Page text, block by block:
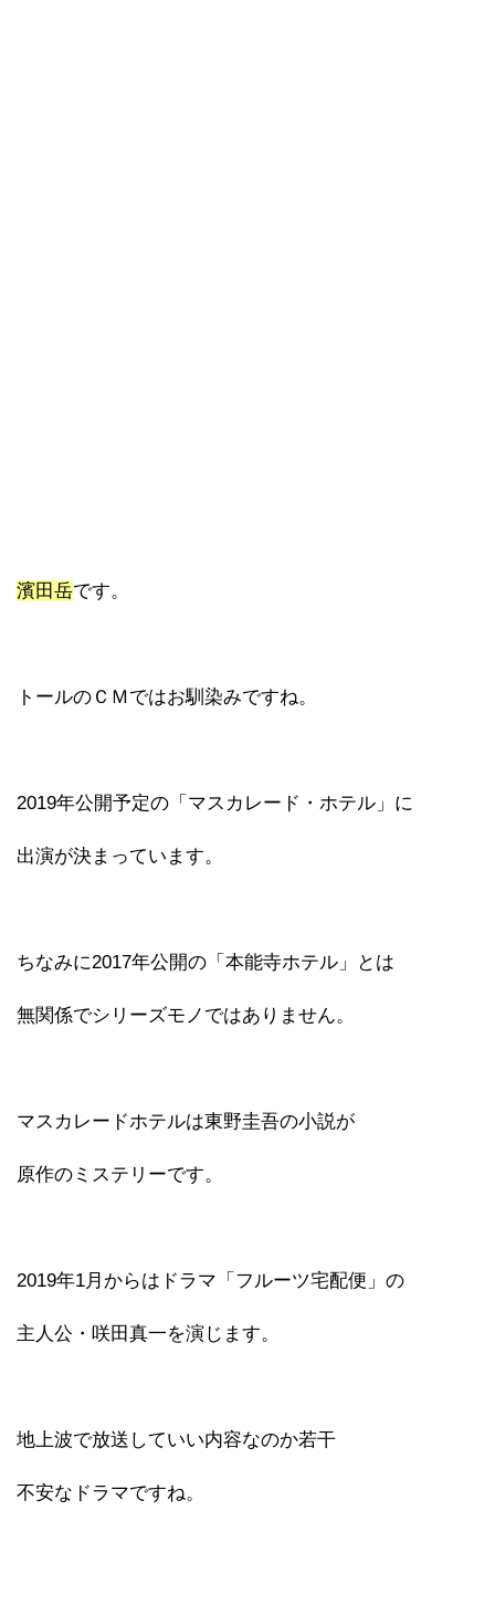
濱田岳です。
トールのＣＭではお馴染みですね。
2019年公開予定の「マスカレード・ホテル」に
出演が決まっています。
ちなみに2017年公開の「本能寺ホテル」とは
無関係でシリーズモノではありません。
マスカレードホテルは東野圭吾の小説が
原作のミステリーです。
2019年1月からはドラマ「フルーツ宅配便」の
主人公・咲田真一を演じます。
地上波で放送していい内容なのか若干
不安なドラマですね。